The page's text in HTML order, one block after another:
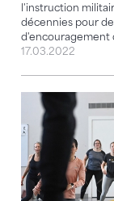
l'instruction
décennies pour
d'encouragement
17.03.2022
Un week-end